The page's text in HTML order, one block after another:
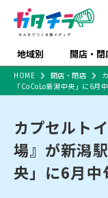
地域別 開店・閉
新潟市
中越
開店
リニューアル・移転
ラーメン
和食
体験・販売
趣味・展示会
施設・ショ
食品メーカー
特売セール
特集・まとめ
食品スーパー
ショッピング
大型施設
HOME 開店・閉店
「CoCoLo新潟中央」に6月
カプセルト
場』が新潟
央」に6月中